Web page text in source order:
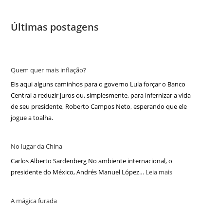
Últimas postagens
Quem quer mais inflação?
Eis aqui alguns caminhos para o governo Lula forçar o Banco
Central a reduzir juros ou, simplesmente, para infernizar a vida
de seu presidente, Roberto Campos Neto, esperando que ele
jogue a toalha.
No lugar da China
Carlos Alberto Sardenberg No ambiente internacional, o
presidente do México, Andrés Manuel López… Leia mais
A mágica furada